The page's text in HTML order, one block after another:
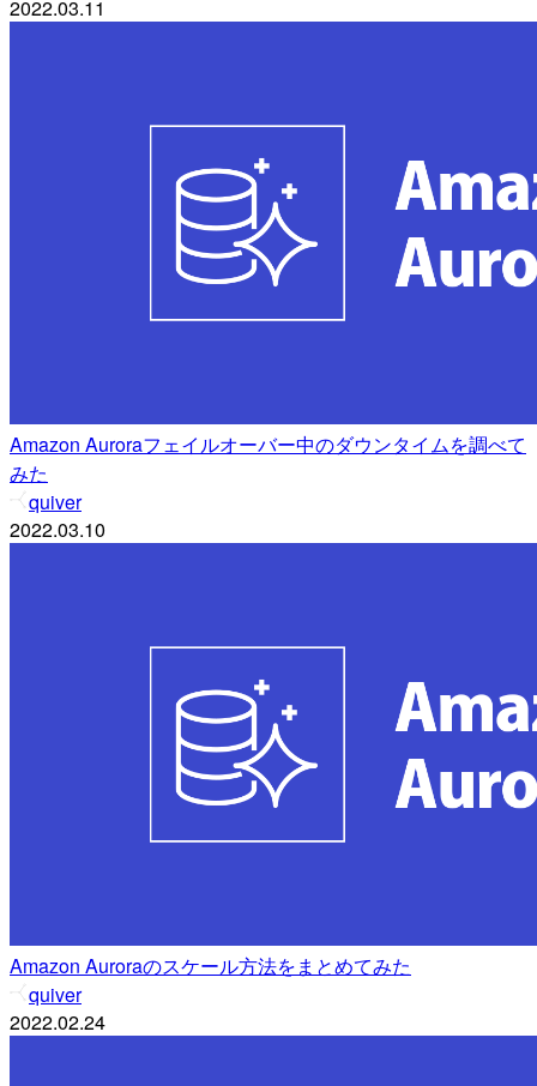
2022.03.11
Amazon Auroraフェイルオーバー中のダウンタイムを調べて
みた
quiver
2022.03.10
Amazon Auroraのスケール方法をまとめてみた
quiver
2022.02.24